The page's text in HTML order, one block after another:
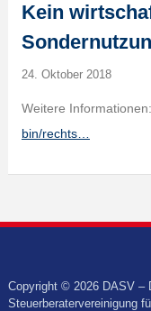
Kein
24. Oktober 2018
Weitere Informationen:
bin/rechts…
Copyright © 2026 DASV –
Steuerberatervereinigung